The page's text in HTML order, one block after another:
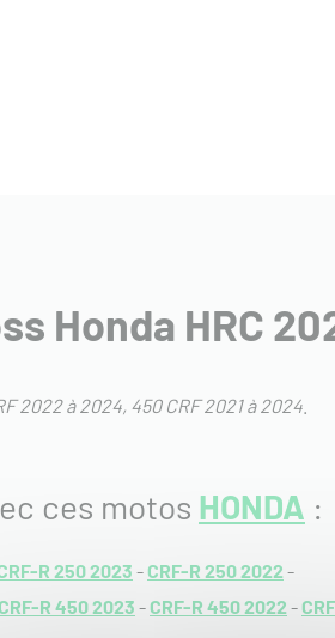
Honda HRC
2022 à 2024 450 CRF 2021 à 2024
ces motos HONDA :
R 250 2023 -CRF-R 250 2022 -
R 450 2023 -CRF-R 450 2022 -